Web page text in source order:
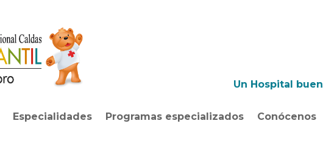
Un Hospital
Especialidades Programas especializados Conócenos